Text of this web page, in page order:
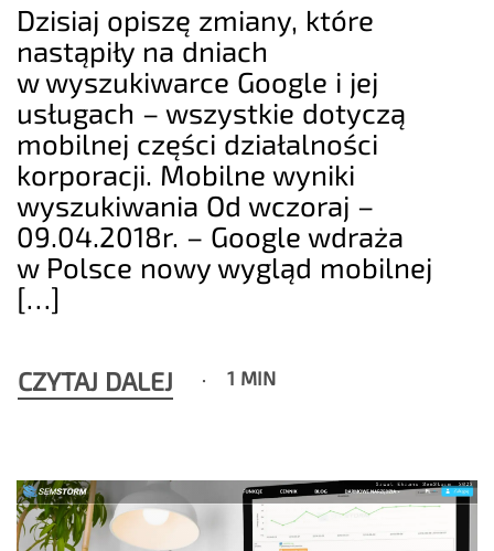
Dzisiaj opiszę zmiany, które
nastąpiły na dniach
w wyszukiwarce Google i jej
usługach – wszystkie dotyczą
mobilnej części działalności
korporacji. Mobilne wyniki
wyszukiwania Od wczoraj –
09.04.2018r. – Google wdraża
w Polsce nowy wygląd mobilnej
[…]
CZYTAJ DALEJ 1 MIN